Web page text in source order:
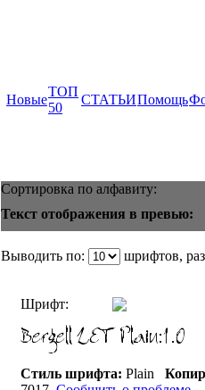
Новые
ТОП
50
СТАТЬИПомощь
Сортировка по алфавиту:
Текст отображения в превью:
Выводить по: шрифтов,
Шрифт:
Стиль шрифта: Plain